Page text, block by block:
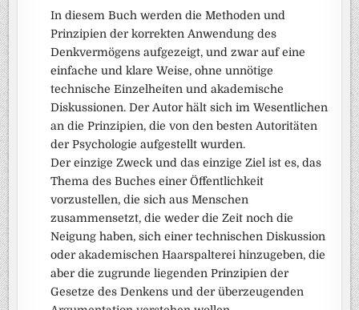
In diesem Buch werden die Methoden und
Prinzipien der korrekten Anwendung des
Denkvermögens aufgezeigt, und zwar auf eine
einfache und klare Weise, ohne unnötige
technische Einzelheiten und akademische
Diskussionen. Der Autor hält sich im Wesentlichen
an die Prinzipien, die von den besten Autoritäten
der Psychologie aufgestellt wurden.
Der einzige Zweck und das einzige Ziel ist es, das
Thema des Buches einer Öffentlichkeit
vorzustellen, die sich aus Menschen
zusammensetzt, die weder die Zeit noch die
Neigung haben, sich einer technischen Diskussion
oder akademischen Haarspalterei hinzugeben, die
aber die zugrunde liegenden Prinzipien der
Gesetze des Denkens und der überzeugenden